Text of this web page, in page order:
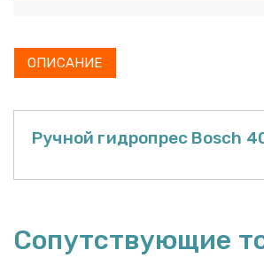
ОПИСАНИЕ
Ручной гидропрес Bosch
Сопутствующие